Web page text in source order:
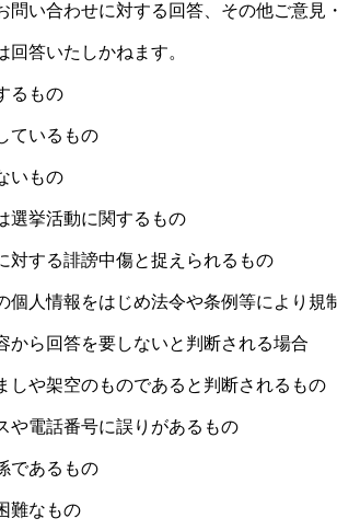
問い合わせに対する回答、その他ご意見
回答いたしかねます。
るもの
ているもの
いもの
選挙活動に関するもの
対する誹謗中傷と捉えられるもの
個人情報をはじめ法令や条例等により規
から回答を要しないと判断される場合
しや架空のものであると判断されるもの
や電話番号に誤りがあるもの
であるもの
難なもの